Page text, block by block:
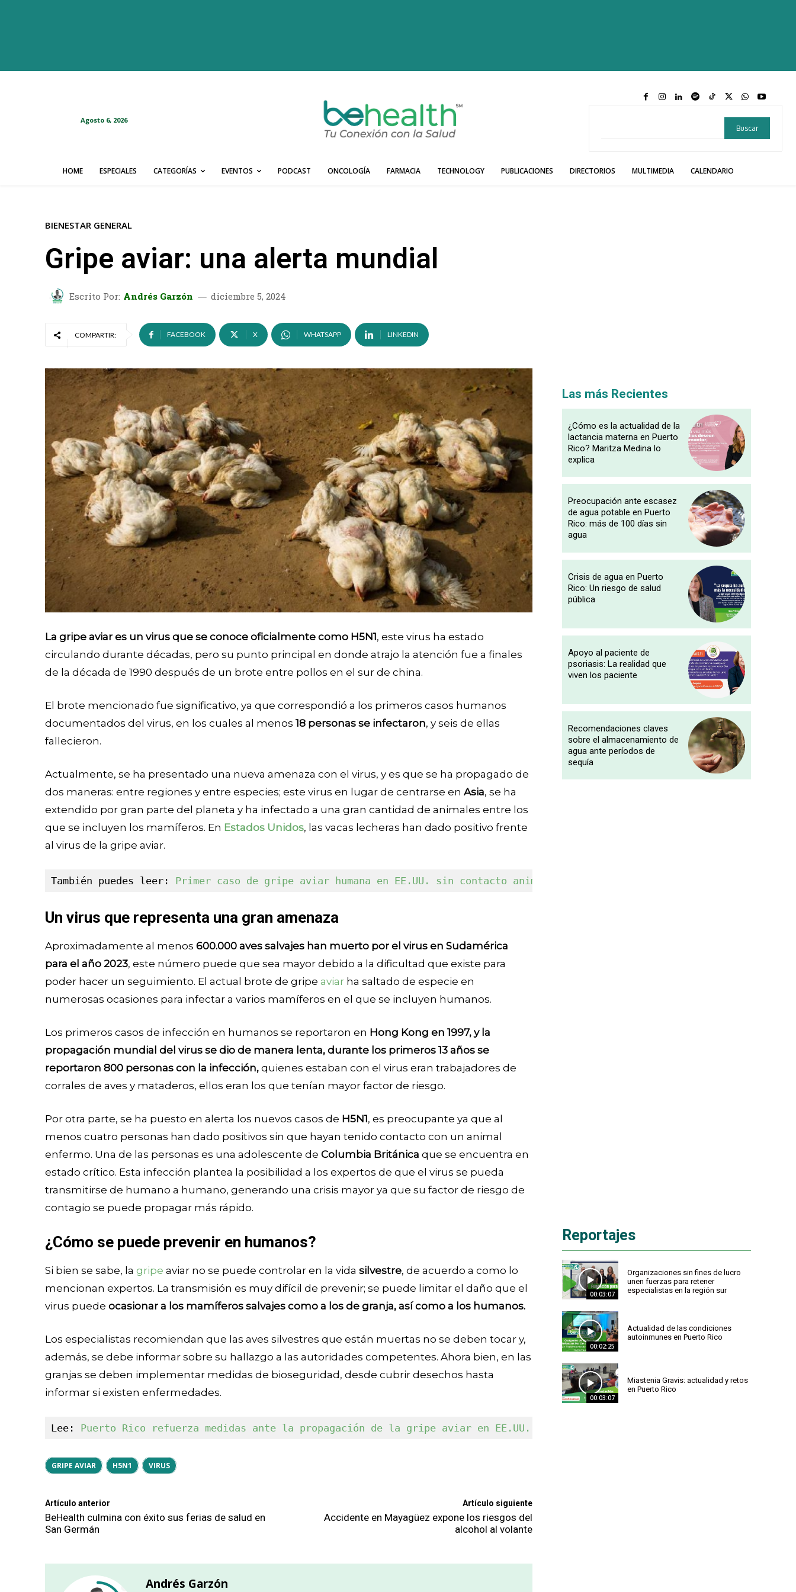
Agosto 6, 2026
Buscar
HOME ESPECIALES CATEGORÍAS EVENTOS PODCAST ONCOLOGÍA FARMACIA TECHNOLOGY PUBLICACIONES DIRECTORIOS MULTIMEDIA CALENDARIO
BIENESTAR GENERAL
Gripe aviar: una alerta mundial
Escrito Por: Andrés Garzón diciembre 5, 2024
COMPARTIR: FACEBOOK X WHATSAPP LINKEDIN
La gripe aviar es un virus que se conoce oficialmente como H5N1, este virus ha estado
circulando durante décadas, pero su punto principal en donde atrajo la atención fue a finales
de la década de 1990 después de un brote entre pollos en el sur de china.
El brote mencionado fue significativo, ya que correspondió a los primeros casos humanos
documentados del virus, en los cuales al menos 18 personas se infectaron, y seis de ellas
fallecieron.
Actualmente, se ha presentado una nueva amenaza con el virus, y es que se ha propagado de
dos maneras: entre regiones y entre especies; este virus en lugar de centrarse en Asia, se ha
extendido por gran parte del planeta y ha infectado a una gran cantidad de animales entre los
que se incluyen los mamíferos. En Estados Unidos, las vacas lecheras han dado positivo frente
al virus de la gripe aviar.
También puedes leer: Primer caso de gripe aviar humana en EE.UU. sin contacto animal
Un virus que representa una gran amenaza
Aproximadamente al menos 600.000 aves salvajes han muerto por el virus en Sudamérica
para el año 2023, este número puede que sea mayor debido a la dificultad que existe para
poder hacer un seguimiento. El actual brote de gripe aviar ha saltado de especie en
numerosas ocasiones para infectar a varios mamíferos en el que se incluyen humanos.
Los primeros casos de infección en humanos se reportaron en Hong Kong en 1997, y la
propagación mundial del virus se dio de manera lenta, durante los primeros 13 años se
reportaron 800 personas con la infección, quienes estaban con el virus eran trabajadores de
corrales de aves y mataderos, ellos eran los que tenían mayor factor de riesgo.
Por otra parte, se ha puesto en alerta los nuevos casos de H5N1, es preocupante ya que al
menos cuatro personas han dado positivos sin que hayan tenido contacto con un animal
enfermo. Una de las personas es una adolescente de Columbia Británica que se encuentra en
estado crítico. Esta infección plantea la posibilidad a los expertos de que el virus se pueda
transmitirse de humano a humano, generando una crisis mayor ya que su factor de riesgo de
contagio se puede propagar más rápido.
¿Cómo se puede prevenir en humanos?
Si bien se sabe, la gripe aviar no se puede controlar en la vida silvestre, de acuerdo a como lo
mencionan expertos. La transmisión es muy difícil de prevenir; se puede limitar el daño que el
virus puede ocasionar a los mamíferos salvajes como a los de granja, así como a los humanos.
Los especialistas recomiendan que las aves silvestres que están muertas no se deben tocar y,
además, se debe informar sobre su hallazgo a las autoridades competentes. Ahora bien, en las
granjas se deben implementar medidas de bioseguridad, desde cubrir desechos hasta
informar si existen enfermedades.
Lee: Puerto Rico refuerza medidas ante la propagación de la gripe aviar en EE.UU.
GRIPE AVIAR H5N1 VIRUS
Artículo anterior
BeHealth culmina con éxito sus ferias de salud en
San Germán
Artículo siguiente
Accidente en Mayagüez expone los riesgos del
alcohol al volante
Andrés Garzón
Las más Recientes
¿Cómo es la actualidad de la
lactancia materna en Puerto
Rico? Maritza Medina lo
explica
Preocupación ante escasez
de agua potable en Puerto
Rico: más de 100 días sin
agua
Crisis de agua en Puerto
Rico: Un riesgo de salud
pública
Apoyo al paciente de
psoriasis: La realidad que
viven los paciente
Recomendaciones claves
sobre el almacenamiento de
agua ante períodos de
sequía
Reportajes
00:03:07
Organizaciones sin fines de lucro
unen fuerzas para retener
especialistas en la región sur
00:02:25
Actualidad de las condiciones
autoinmunes en Puerto Rico
00:03:07
Miastenia Gravis: actualidad y retos
en Puerto Rico